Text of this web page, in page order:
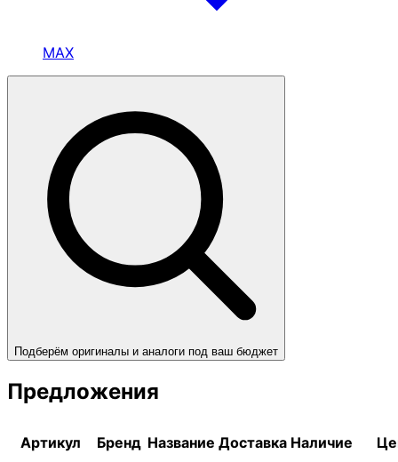
MAX
Подберём оригиналы и аналоги под ваш бюджет
Предложения
Артикул Бренд Название Доставка Наличие